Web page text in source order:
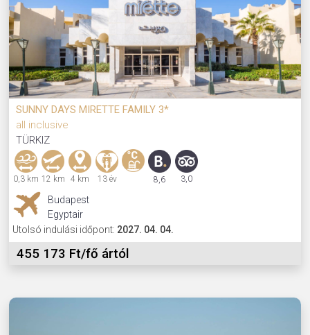
SUNNY DAYS MIRETTE FAMILY 3*
all inclusive
TÜRKIZ
0,3 km 12 km 4 km 13 év 8,6 3,0
Budapest
Egyptair
Utolsó indulási időpont: 2027. 04. 04.
455 173 Ft/fő ártól